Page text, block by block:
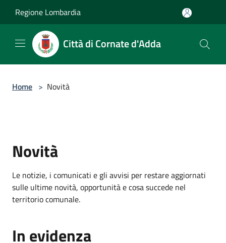
Regione Lombardia
Città di Cornate d'Adda
Home > Novità
Novità
Le notizie, i comunicati e gli avvisi per restare aggiornati
sulle ultime novità, opportunità e cosa succede nel
territorio comunale.
In evidenza